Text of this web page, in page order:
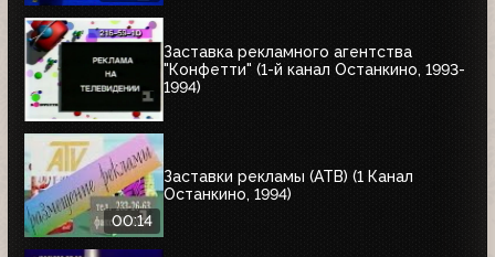
Заставка рекламного агентства
"Конфетти" (1-й канал Останкино, 1993-
1994)
00:14
Заставки рекламы (АТВ) (1 Канал
Останкино, 1994)